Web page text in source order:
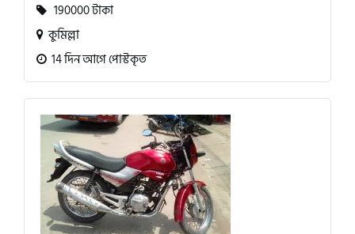
190000 টাকা
কুমিল্লা
14 দিন আগে পোস্টকৃত